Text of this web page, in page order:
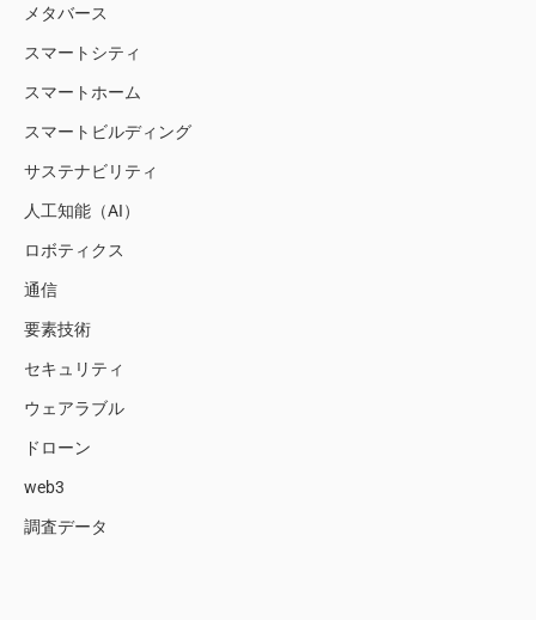
メタバース
スマートシティ
スマートホーム
スマートビルディング
サステナビリティ
人工知能（AI）
ロボティクス
通信
要素技術
セキュリティ
ウェアラブル
ドローン
web3
調査データ